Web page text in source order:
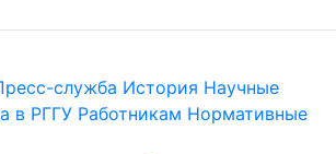
служба История Научные
в РГГУ Работникам Нормативные